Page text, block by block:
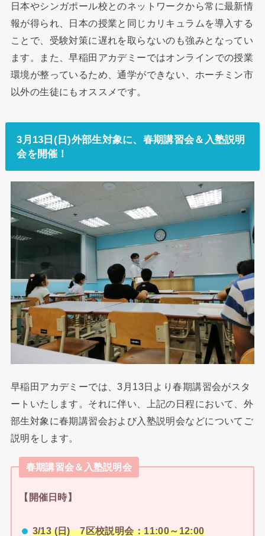
日本やシンガポール校とのネットワークから常に最新情
報が得られ、日本の授業と同じカリキュラムを導入する
ことで、受験対策に遅れを取らないのも強みとなってい
ます。また、早稲田アカデミーではオンラインでの授業
環境が整っているため、通学ができない、ホーチミン市
以外の生徒にもオススメです。
3月13日(日)外部生対象に、春期講習会＆入塾説明
会を開催！
早稲田アカデミーでは、3月13日より春期講習会がスタ
ートいたします。それに伴い、上記の日程において、外
部生対象に春期講習会および入塾説明会などについてご
説明をします。
春期講習会＆入塾説明会
【開催日時】
3/13 (日) 7区校説明会：11:00～12:00